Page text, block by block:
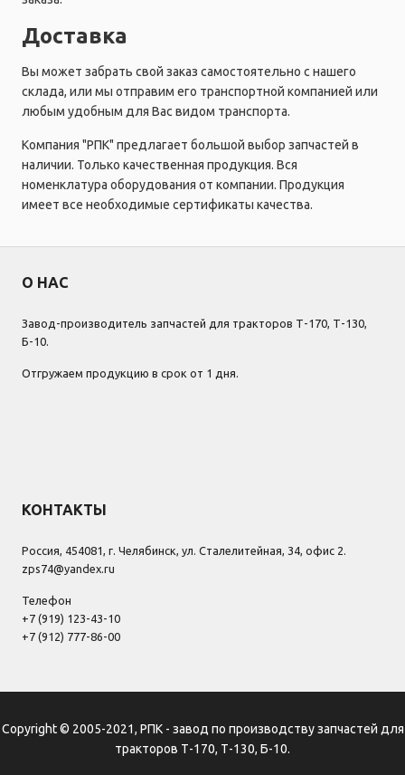
Доставка
Вы может забрать свой заказ самостоятельно с нашего
склада, или мы отправим его транспортной компанией или
любым удобным для Вас видом транспорта.
Компания "РПК" предлагает большой выбор запчастей в
наличии. Только качественная продукция. Вся
номенклатура оборудования от компании. Продукция
имеет все необходимые сертификаты качества.
О НАС
Завод-производитель запчастей для тракторов Т-170, Т-130,
Б-10.
Отгружаем продукцию в срок от 1 дня.
КОНТАКТЫ
Россия, 454081, г. Челябинск, ул. Сталелитейная, 34, офис 2.
zps74@yandex.ru
Телефон
+7 (919) 123-43-10
+7 (912) 777-86-00
Copyright © 2005-2021, РПК - завод по производству запчастей для
тракторов Т-170, Т-130, Б-10.